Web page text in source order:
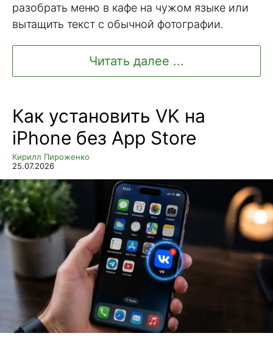
разобрать меню в кафе на чужом языке или
вытащить текст с обычной фотографии.
Читать далее ...
Как установить VK на
iPhone без App Store
Кирилл Пироженко
25.07.2026